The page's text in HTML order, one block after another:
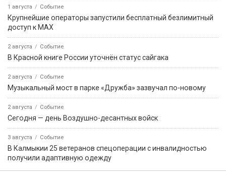
1 августа Событие
Крупнейшие операторы запустили бесплатный безлимитный
доступ к MAX
2 августа Событие
В Красной книге России уточнён статус сайгака
2 августа Событие
Музыкальный мост в парке «Дружба» зазвучал по-новому
2 августа Событие
Сегодня — день Воздушно-десантных войск
3 августа Событие
В Калмыкии 25 ветеранов спецоперации с инвалидностью
получили адаптивную одежду